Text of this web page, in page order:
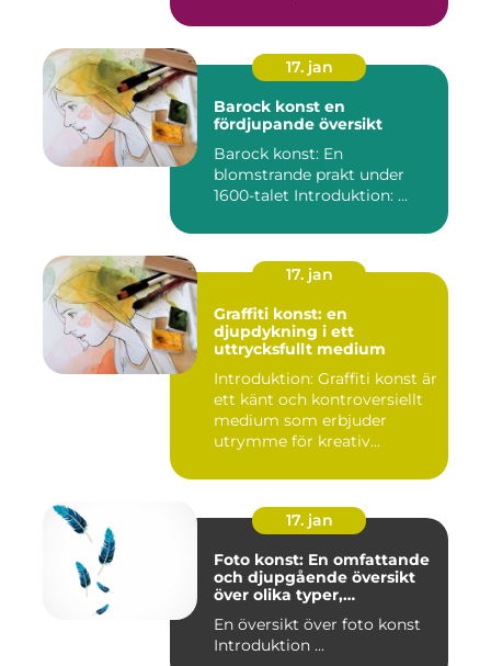
17. jan
Barock konst en
fördjupande översikt
Barock konst: En
blomstrande prakt under
1600-talet Introduktion: ...
17. jan
Graffiti konst: en
djupdykning i ett
uttrycksfullt medium
Introduktion: Graffiti konst är
ett känt och kontroversiellt
medium som erbjuder
utrymme för kreativ...
17. jan
Foto konst: En omfattande
och djupgående översikt
över olika typer,
aspekter
En översikt över foto konst
Introduktion ...